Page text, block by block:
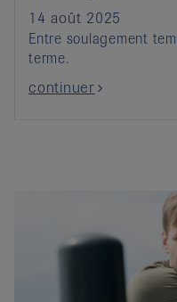
14 août 2025
Entre soulagement
terme.
continuer